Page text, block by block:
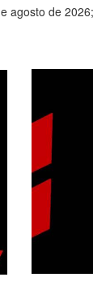
agosto de